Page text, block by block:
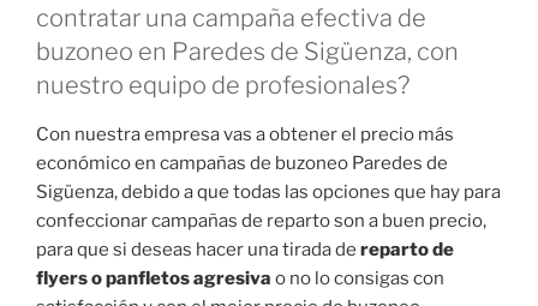
contratar una campaña efectiva de
buzoneo en Paredes de Sigüenza, con
nuestro equipo de profesionales?
Con nuestra empresa vas a obtener el precio más
económico en campañas de buzoneo Paredes de
Sigüenza, debido a que todas las opciones que hay para
confeccionar campañas de reparto son a buen precio,
para que si deseas hacer una tirada de reparto de
flyers o panfletos agresiva o no lo consigas con